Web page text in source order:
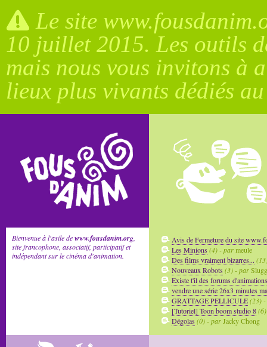
Le site
10 juillet 2015. Les outils
mais nous vous invitons à
lieux plus vivants dédiés
Bienvenue à l'asile dewww.fousdanim.org
site francophone, associatif, participatif et
indépendant sur le cinéma d'animation.
Avis de Fermeture du site
Les Minions(4) - parmeule
Des films vraiment bizarres...
Nouveaux Robots(3) - par
Existe t'il des forums d'animations
vendre une série 26x3 minutes
GRATTAGE PELLICULE(23)
[Tutoriel] Toon boom studio 8
Dégolas(0) - parJacky Chong